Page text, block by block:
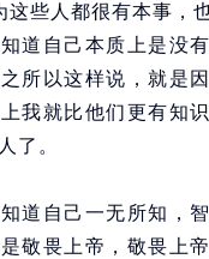
这些人都很有本事，
道自己本质上是没
所以这样说，就是
我就比他们更有知
了。
道自己一无所知，
敬畏上帝，敬畏上